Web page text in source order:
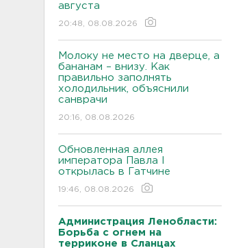
августа
20:48, 08.08.2026
Молоку не место на дверце, а
бананам – внизу. Как
правильно заполнять
холодильник, объяснили
санврачи
20:16, 08.08.2026
Обновленная аллея
императора Павла I
открылась в Гатчине
19:46, 08.08.2026
Администрация Ленобласти:
Борьба с огнем на
терриконе в Сланцах